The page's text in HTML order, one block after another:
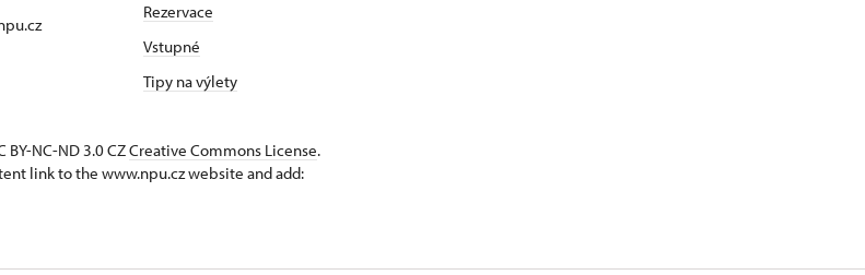
Rezervace
Vstupné
Tipy na výlety
NC-ND 3.0 CZCreative Commons License.
link to the www.npu.cz website and add: